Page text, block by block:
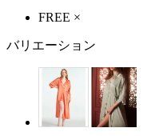
FREE ×
バリエーション